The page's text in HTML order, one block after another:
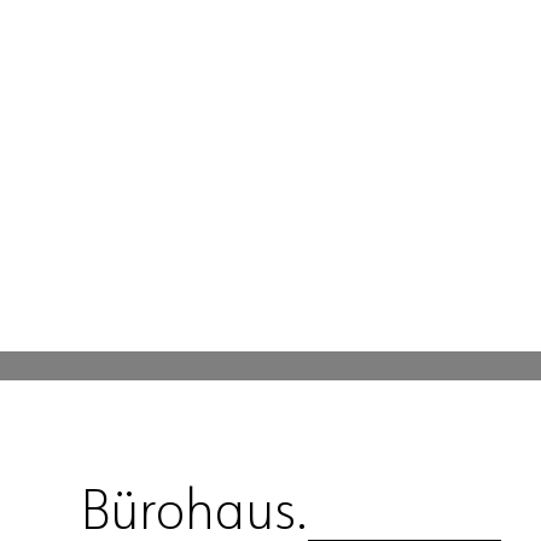
Bürohaus.